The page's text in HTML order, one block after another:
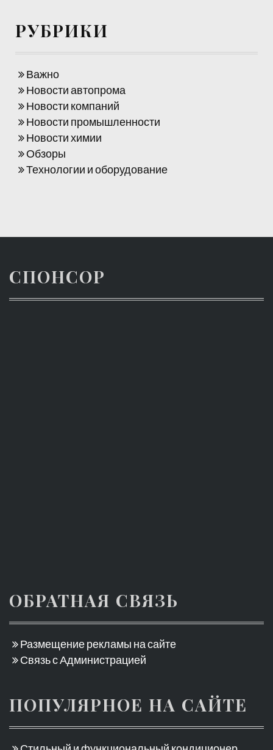
РУБРИКИ
Важно
Новости автопрома
Новости компаний
Новости промышленности
Новости химии
Обзоры
Технологии и оборудование
СПОНСОР
ОБРАТНАЯ СВЯЗЬ
Размещение рекламы на сайте
Связь с Администрацией
ПОПУЛЯРНОЕ НА САЙТЕ